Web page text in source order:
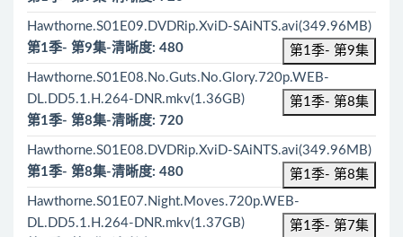
Hawthorne.S01E09.DVDRip.XviD-SAiNTS.avi(349.96MB)
第1季- 第9集
第1季- 第9集-清晰度: 480
Hawthorne.S01E08.No.Guts.No.Glory.720p.WEB-
DL.DD5.1.H.264-DNR.mkv(1.36GB)
第1季- 第8集
第1季- 第8集-清晰度: 720
Hawthorne.S01E08.DVDRip.XviD-SAiNTS.avi(349.96MB)
第1季- 第8集
第1季- 第8集-清晰度: 480
Hawthorne.S01E07.Night.Moves.720p.WEB-
DL.DD5.1.H.264-DNR.mkv(1.37GB)
第1季- 第7集